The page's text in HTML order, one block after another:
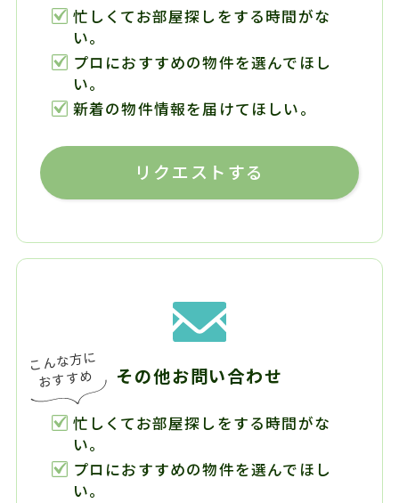
忙しくてお部屋探しをする時間がな
い。
プロにおすすめの物件を選んでほし
い。
新着の物件情報を届けてほしい。
リクエストする
その他お問い合わせ
忙しくてお部屋探しをする時間がな
い。
プロにおすすめの物件を選んでほし
い。